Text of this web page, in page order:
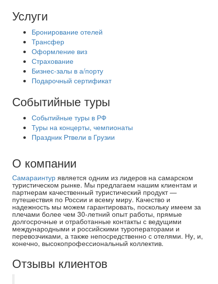
Услуги
Бронирование отелей
Трансфер
Оформление виз
Страхование
Бизнес-залы в а/порту
Подарочный сертификат
Событийные туры
Событийные туры в РФ
Туры на концерты, чемпионаты
Праздник Ртвели в Грузии
О компании
Самараинтур является одним из лидеров на самарском
туристическом рынке. Мы предлагаем нашим клиентам и
партнерам качественный туристический продукт —
путешествия по России и всему миру. Качество и
надежность мы можем гарантировать, поскольку имеем за
плечами более чем 30-летний опыт работы, прямые
долгосрочные и отработанные контакты с ведущими
международными и российскими туроператорами и
перевозчиками, а также непосредственно с отелями. Ну, и,
конечно, высокопрофессиональный коллектив.
Отзывы клиентов